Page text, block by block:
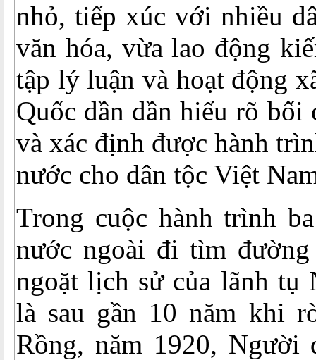
nhỏ, tiếp xúc với nhiều
văn hóa, vừa lao động
tập lý luận và hoạt động
Quốc dần dần hiểu rõ bối
và xác định được hành
nước cho dân tộc Việt
Trong cuộc hành trình
nước ngoài đi tìm
ngoặt lịch sử của lãnh tụ
là sau gần 10 năm khi
Rồng, năm 1920, Người